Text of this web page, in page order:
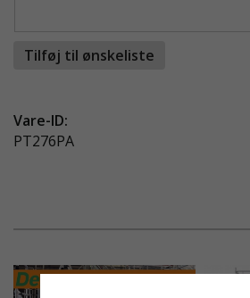
Tilføj til ønskeliste
Vare-ID:
PT276PA